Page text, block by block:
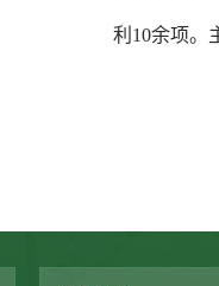
利10余项。